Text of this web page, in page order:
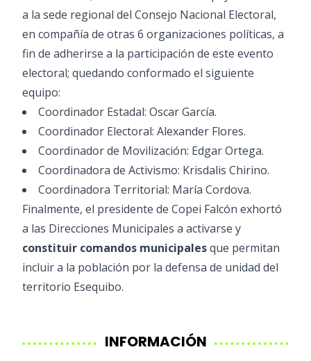
a la sede regional del Consejo Nacional Electoral,
en compañía de otras 6 organizaciones políticas, a
fin de adherirse a la participación de este evento
electoral; quedando conformado el siguiente
equipo:
Coordinador Estadal: Oscar García.
Coordinador Electoral: Alexander Flores.
Coordinador de Movilización: Edgar Ortega.
Coordinadora de Activismo: Krisdalis Chirino.
Coordinadora Territorial: María Cordova.
Finalmente, el presidente de Copei Falcón exhortó
a las Direcciones Municipales a activarse y
constituir comandos municipalesque permitan
incluir a la población por la defensa de unidad del
territorio Esequibo.
INFORMACIÓN